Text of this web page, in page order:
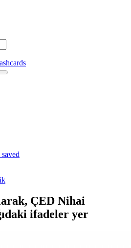
ÇED Nihai
ifadeler yer